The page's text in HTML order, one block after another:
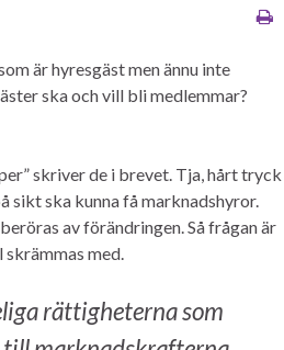
är hyresgäst men ännu inte
ska och vill bli medlemmar?
skriver de i brevet. Tja, hårt tryck
sikt ska kunna få marknadshyror.
av förändringen. Så frågan är
skrämmas med.
rättigheterna som